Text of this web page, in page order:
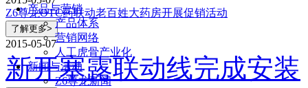
产品与营销
产品体系
营销网络
人工虎骨产业化
新闻与活动
Z6尊龙新闻
Z6尊龙OTC药联动老百姓大药房开展促销活动
2015-05-07
新开塞露联动线完成安装